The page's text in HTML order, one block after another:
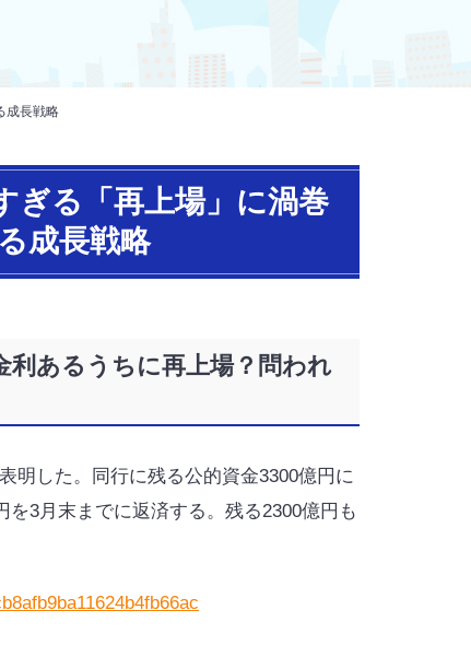
成長戦略
ぎる「再上場」に渦巻
成長戦略
利あるうちに再上場？問われ
明した。同行に残る公的資金3300億円に
3月末までに返済する。残る2300億円も